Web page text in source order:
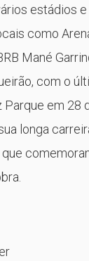
estádios
como
Mané
com o
Parque em 28
longa